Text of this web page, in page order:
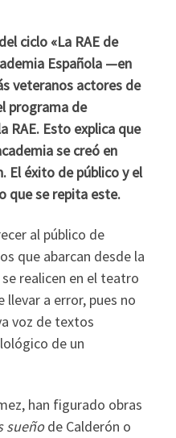
ciclo «La RAE de
Española —en
veteranos actores de
programa de
RAE. Esto explica que
se creó en
El éxito de público y el
que se repita este.
al público de
que abarcan desde la
realicen en el teatro
a error, pues no
voz de textos
de un
han figurado obras
sueñode Calderón o